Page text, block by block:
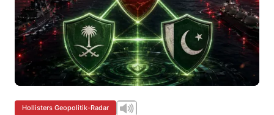
Hollisters Geopolitik-Radar